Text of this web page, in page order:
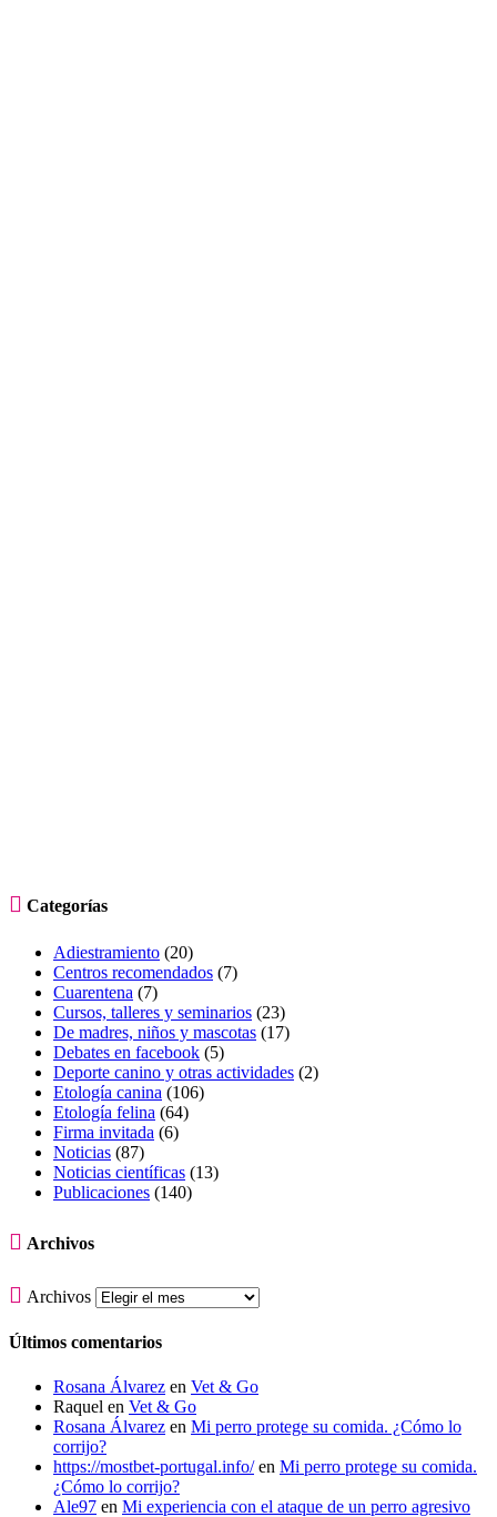
 Categorías
Adiestramiento (20)
Centros recomendados (7)
Cuarentena (7)
Cursos, talleres y seminarios (23)
De madres, niños y mascotas (17)
Debates en facebook (5)
Deporte canino y otras actividades (2)
Etología canina (106)
Etología felina (64)
Firma invitada (6)
Noticias (87)
Noticias científicas (13)
Publicaciones (140)
 Archivos
 Archivos
Últimos comentarios
Rosana Álvarez en Vet & Go
Raquel en Vet & Go
Rosana Álvarez en Mi perro protege su comida. ¿Cómo lo
corrijo?
https://mostbet-portugal.info/en Mi perro protege su comida.
¿Cómo lo corrijo?
Ale97 en Mi experiencia con el ataque de un perro agresivo